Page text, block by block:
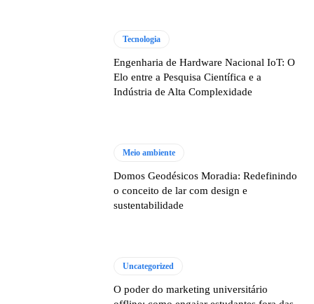
Tecnologia
Engenharia de Hardware Nacional IoT: O
Elo entre a Pesquisa Científica e a
Indústria de Alta Complexidade
Meio ambiente
Domos Geodésicos Moradia: Redefinindo
o conceito de lar com design e
sustentabilidade
Uncategorized
O poder do marketing universitário